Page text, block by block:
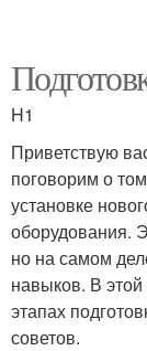
H1
Приветствую
поговорим о
установке
оборудования.
но на самом
навыков. В
этапах
советов.